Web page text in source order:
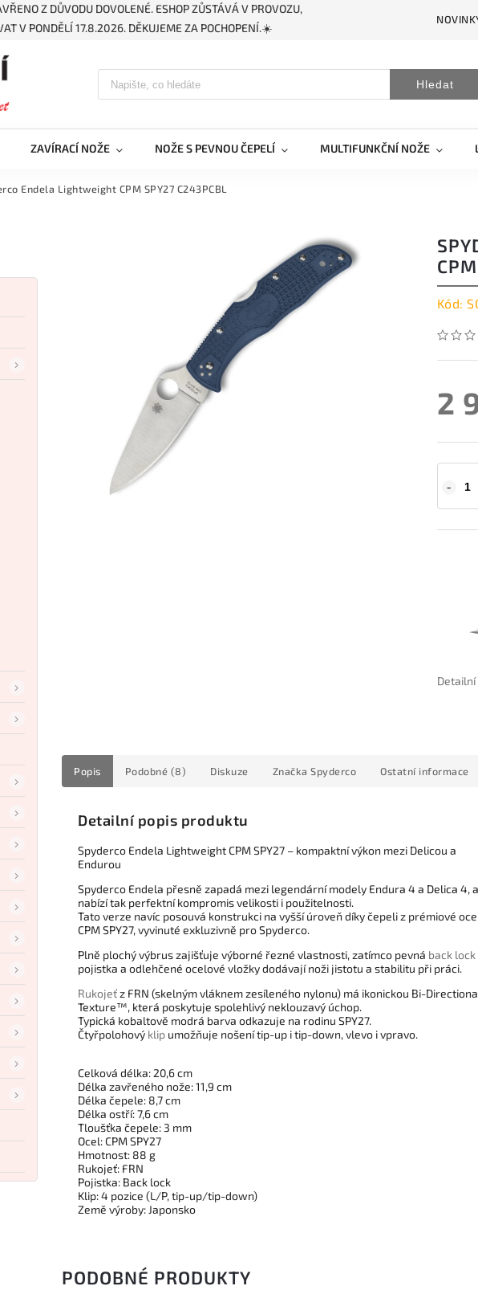
Z DŮVODU DOVOLENÉ. ESHOP ZŮSTÁVÁ V PROVOZU,
V PONDĚLÍ 17.8.2026. DĚKUJEME ZA POCHOPENÍ.☀️
Hledat
ZAVÍRACÍ NOŽE NOŽE S PEVNOU ČEPELÍ MULTIFUNKČNÍ NOŽE
Endela Lightweight CPM SPY27 C243PCBL
Kód:
2
Popis Podobné (8) Diskuze Značka Spyderco Ostatní informace
Detailní popis produktu
Spyderco Endela Lightweight CPM SPY27 – kompaktní výkon mezi Delicou a
Endurou
Spyderco Endela přesně zapadá mezi legendární modely Endura 4 a Delica 4, a
nabízí tak perfektní kompromis velikosti i použitelnosti.
Tato verze navíc posouvá konstrukci na vyšší úroveň díky čepeli z prémiové
CPM SPY27, vyvinuté exkluzivně pro Spyderco.
Plně plochý výbrus zajišťuje výborné řezné vlastnosti, zatímco pevná back lock
pojistka a odlehčené ocelové vložky dodávají noži jistotu a stabilitu při práci.
Rukojeťz FRN (skelným vláknem zesíleného nylonu) má ikonickou Bi-
Texture™, která poskytuje spolehlivý neklouzavý úchop.
Typická kobaltově modrá barva odkazuje na rodinu SPY27.
Čtyřpolohový klip umožňuje nošení tip-up i tip-down, vlevo i vpravo.
Celková délka: 20,6 cm
Délka zavřeného nože: 11,9 cm
Délka čepele: 8,7 cm
Délka ostří: 7,6 cm
Tloušťka čepele: 3 mm
Ocel: CPM SPY27
Hmotnost: 88 g
Rukojeť: FRN
Pojistka: Back lock
Klip: 4 pozice (L/P, tip-up/tip-down)
Země výroby: Japonsko
PODOBNÉ PRODUKTY